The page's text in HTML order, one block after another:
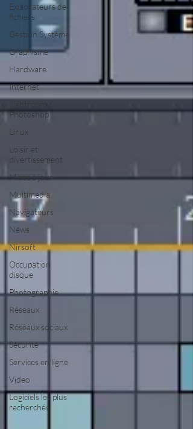
Explorateurs de
fichiers
Gestion Système
Graphisme
Hardware
Internet
Lightroom &
Photoshop
Linux
Loisir et
divertissement
Mises à jour
Multimedia
Navigateurs
News
Nirsoft
Occupation
disque
Photographie
Réseaux
Réseaux sociaux
Sécurité
Services en ligne
Video
Logiciels les plus
recherchés